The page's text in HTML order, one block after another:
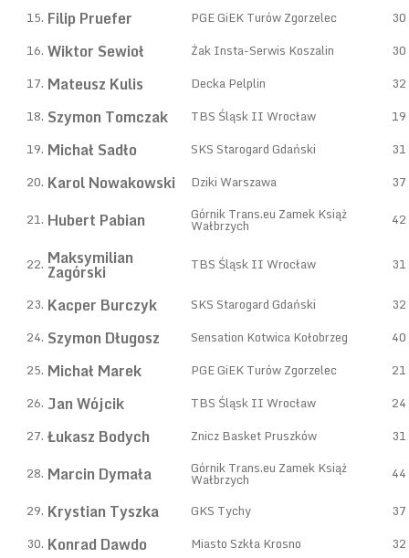
15. Filip Pruefer PGE GiEK Turów Zgorzelec
30
16. Wiktor Sewioł Żak Insta-Serwis Koszalin
30
17. Mateusz Kulis Decka Pelplin
32
18. Szymon Tomczak TBS Śląsk II Wrocław
19
19. Michał Sadło SKS Starogard Gdański
31
20. Karol Nowakowski Dziki Warszawa
37
21. Hubert Pabian Górnik Trans.eu Zamek Książ
Wałbrzych 42
22. Maksymilian
Zagórski TBS Śląsk II Wrocław
31
23. Kacper Burczyk SKS Starogard Gdański
32
24. Szymon Długosz Sensation Kotwica Kołobrzeg
40
25. Michał Marek PGE GiEK Turów Zgorzelec
21
26. Jan Wójcik TBS Śląsk II Wrocław
24
27. Łukasz Bodych Znicz Basket Pruszków
31
28. Marcin Dymała Górnik Trans.eu Zamek Książ
Wałbrzych
44
29. Krystian Tyszka GKS Tychy
37
30. Konrad Dawdo Miasto Szkła Krosno
32